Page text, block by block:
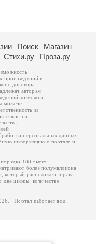
Поиск
Магазин
Стихи.ру Проза.ру
произведений в
договора
авторам
возможна
можете
за
на
персональных данных
информацию о портале и
100 тысяч
более полумиллиона
который расположен справа
две цифры: количество
Портал работает под